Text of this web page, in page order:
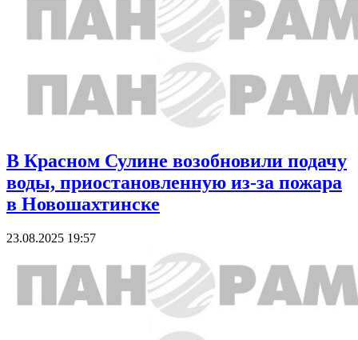
В Красном Сулине возобновили подачу
воды, приостановленную из-за пожара
в Новошахтинске
23.08.2025 19:57